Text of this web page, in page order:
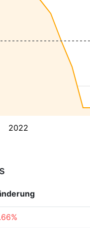
2022